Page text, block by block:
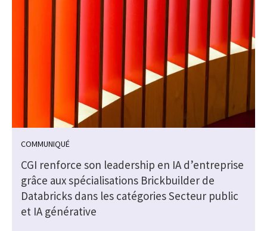
COMMUNIQUÉ
CGI renforce son leadership en IA d’entreprise
grâce aux spécialisations Brickbuilder de
Databricks dans les catégories Secteur public
et IA générative